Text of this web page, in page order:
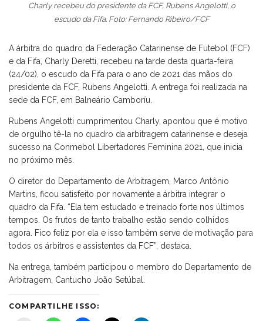
Charly recebeu do presidente da FCF, Rubens Angelotti, o
escudo da Fifa. Foto: Fernando Ribeiro/FCF
A árbitra do quadro da Federação Catarinense de Futebol (FCF)
e da Fifa, Charly Deretti, recebeu na tarde desta quarta-feira
(24/02), o escudo da Fifa para o ano de 2021 das mãos do
presidente da FCF, Rubens Angelotti. A entrega foi realizada na
sede da FCF, em Balneário Camboríu.
Rubens Angelotti cumprimentou Charly, apontou que é motivo
de orgulho tê-la no quadro da arbitragem catarinense e deseja
sucesso na Conmebol Libertadores Feminina 2021, que inicia
no próximo mês.
O diretor do Departamento de Arbitragem, Marco Antônio
Martins, ficou satisfeito por novamente a árbitra integrar o
quadro da Fifa. “Ela tem estudado e treinado forte nos últimos
tempos. Os frutos de tanto trabalho estão sendo colhidos
agora. Fico feliz por ela e isso também serve de motivação para
todos os árbitros e assistentes da FCF”, destaca.
Na entrega, também participou o membro do Departamento de
Arbitragem, Cantucho João Setúbal.
COMPARTILHE ISSO: